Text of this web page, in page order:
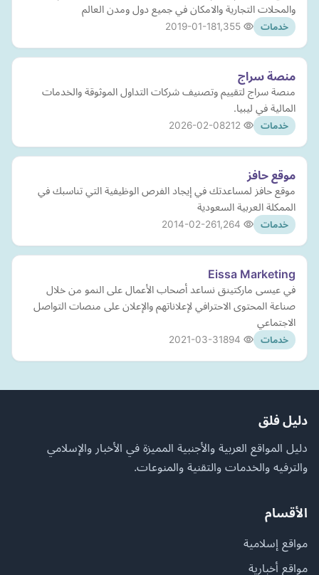
والمحلات التجارية والامكان في جميع دول ومدن العالم
خدمات 2019-01-18
منصة سراج
منصة سراج لتقييم وتصنيف شركات التداول الموثوقة والخدمات
المالية في ليبيا.
خدمات 2026-02-08
موقع حافز
موقع حافز لمساعدتك في إيجاد الفرص الوظيفية التي تناسبك في
الممكلة العربية السعودية
خدمات 2014-02-26
Eissa Marketing
في عيسى ماركتينق نساعد أصحاب الأعمال على النمو من خلال
صناعة المحتوى الاحترافي لإعلاناتهم والإعلان على منصات التواصل
الاجتماعي
خدمات 2021-03-31
دليل فلق
دليل المواقع العربية والأجنبية المميزة في الأخبار والإسلامي
والترفيه والخدمات والتقنية والمنوعات.
الأقسام
مواقع إسلامية
مواقع أخبارية